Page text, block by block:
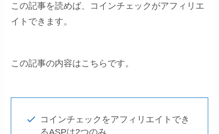
この記事を読めば、コインチェックがアフィリエ
イトできます。
この記事の内容はこちらです。
コインチェックをアフィリエイトでき